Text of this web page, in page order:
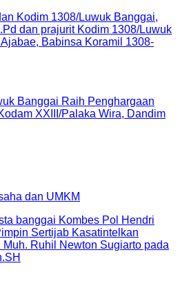
Banggai Raih Penghargaan
XXIII/Palaka Wira, Dandim
dan UMKM